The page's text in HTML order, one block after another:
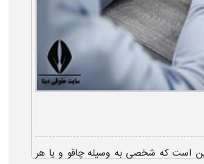
است که شخصی به وسیله چاقو و یا هر